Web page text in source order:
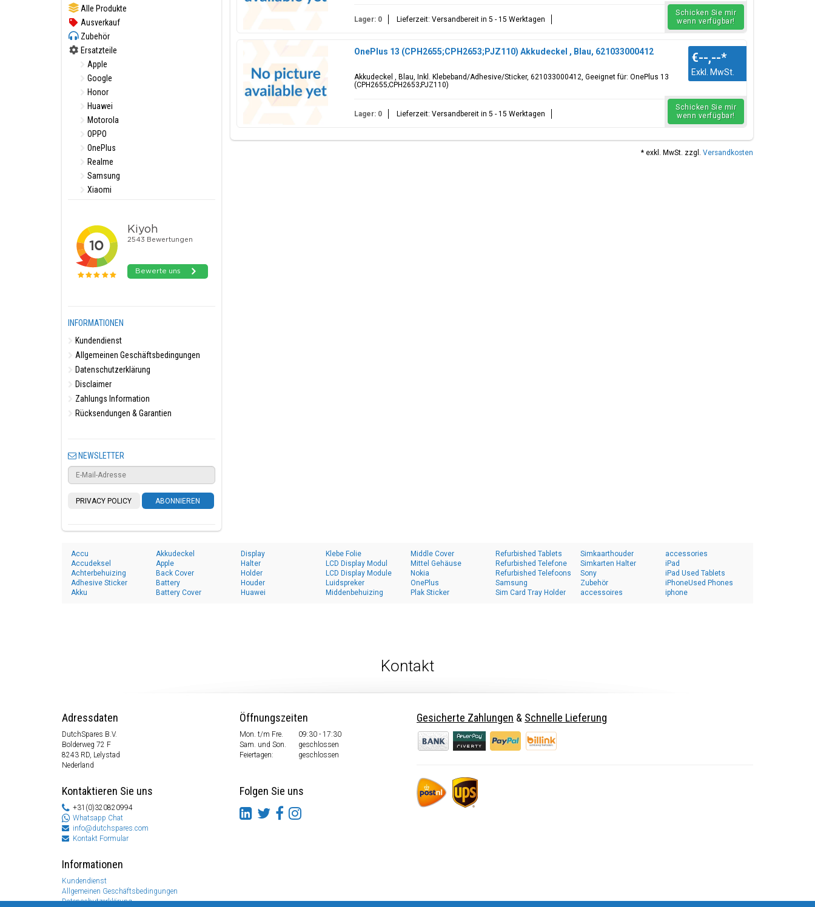
Alle Produkte
Ausverkauf
Zubehör
Ersatzteile
Apple
Google
Honor
Huawei
Motorola
OPPO
OnePlus
Realme
Samsung
Xiaomi
INFORMATIONEN
Kundendienst
Allgemeinen Geschäftsbedingungen
Datenschutzerklärung
Disclaimer
Zahlungs Information
Rücksendungen & Garantien
NEWSLETTER
PRIVACY POLICY ABONNIEREN
Lager: 0 Lieferzeit: Versandbereit in 5 - 15 Werktagen
Schicken Sie mir
wenn verfügbar!
OnePlus 13 (CPH2655;CPH2653;PJZ110) Akkudeckel , Blau, 621033000412
Akkudeckel , Blau, Inkl. Klebeband/Adhesive/Sticker, 621033000412, Geeignet für: OnePlus 13
(CPH2655;CPH2653;PJZ110)
€--,--*
Exkl. MwSt.
Lager: 0 Lieferzeit: Versandbereit in 5 - 15 Werktagen
Schicken Sie mir
wenn verfügbar!
* exkl. MwSt. zzgl. Versandkosten
Accu
Accudeksel
Achterbehuizing
Adhesive Sticker
Akku
Akkudeckel
Apple
Back Cover
Battery
Battery Cover
Display
Halter
Holder
Houder
Huawei
Klebe Folie
LCD Display Modul
LCD Display Module
Luidspreker
Middenbehuizing
Middle Cover
Mittel Gehäuse
Nokia
OnePlus
Plak Sticker
Refurbished Tablets
Refurbished Telefone
Refurbished Telefoons
Samsung
Sim Card Tray Holder
Simkaarthouder
Simkarten Halter
Sony
Zubehör
accessoires
accessories
iPad
iPad Used Tablets
iPhoneUsed Phones
iphone
Kontakt
Adressdaten
DutchSpares B.V.
Bolderweg 72 F
8243 RD, Lelystad
Nederland
Kontaktieren Sie uns
+31(0)320820994
Whatsapp Chat
info@dutchspares.com
Kontakt Formular
Informationen
Kundendienst
Allgemeinen Geschäftsbedingungen
Datenschutzerklärung
Öffnungszeiten
Mon. t/m Fre.
09:30 - 17:30
Sam. und Son.
geschlossen
Feiertagen:
geschlossen
Folgen Sie uns
Gesicherte Zahlungen & Schnelle Lieferung